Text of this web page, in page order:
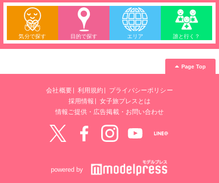
気分で探す 目的で探す エリア 誰と行く？
Page Top
会社概要 利用規約
プライバシーポリシー
採用情報
女子旅プレスとは
情報ご提供・広告掲載・お問い合わせ
powered by